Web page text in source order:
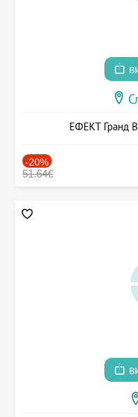
ЕФЕКТ Гранд
-20%
51.64€